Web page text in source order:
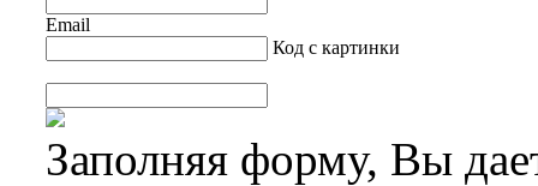
Email
Код с картинки
Заполняя форму, Вы